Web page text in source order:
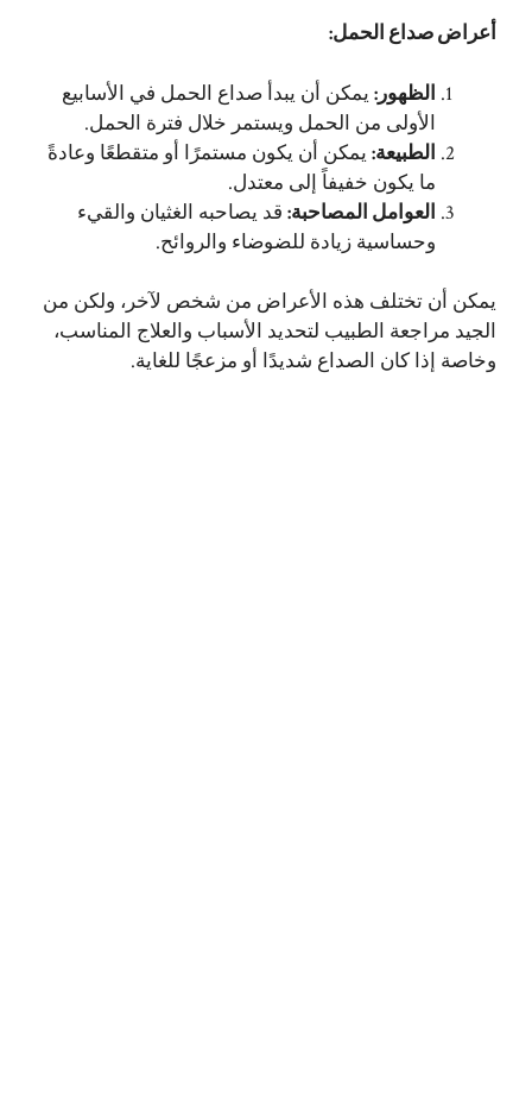
أعراض صداع الحمل:
الظهور: يمكن أن يبدأ صداع الحمل في الأسابيع
الأولى من الحمل ويستمر خلال فترة الحمل.
الطبيعة: يمكن أن يكون مستمرًا أو متقطعًا وعادةً
ما يكون خفيفاً إلى معتدل.
العوامل المصاحبة: قد يصاحبه الغثيان والقيء
وحساسية زيادة للضوضاء والروائح.
يمكن أن تختلف هذه الأعراض من شخص لآخر، ولكن من
الجيد مراجعة الطبيب لتحديد الأسباب والعلاج المناسب،
وخاصة إذا كان الصداع شديدًا أو مزعجًا للغاية.